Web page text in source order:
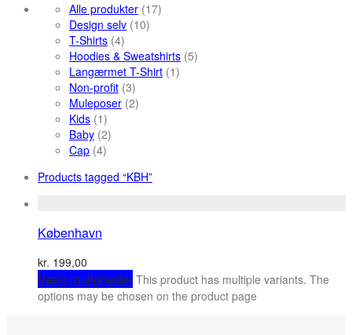
Alle produkter (17)
Design selv (10)
T-Shirts (4)
Hoodies & Sweatshirts (5)
Langærmet T-Shirt (1)
Non-profit (3)
Muleposer (2)
Kids (1)
Baby (2)
Cap (4)
Products tagged “KBH”
København
kr. 199,00
Vælg muligheder This product has multiple variants. The
options may be chosen on the product page